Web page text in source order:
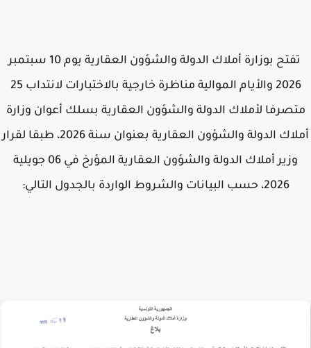
تفتح بوزارة أملاك الدولة والشؤون العقارية يوم 10 سبتمبر
2026 والأيام الموالية مناظرة خارجية بالاختبارات لانتداب 25
لأملاك الدولة والشؤون العقارية بسلك أعوان وزارة
أملاك الدولة والشؤون العقارية بعنوان سنة 2026، طبقا لقرار
وزير أملاك الدولة والشؤون العقارية المؤرخ في 06 جويلية
2026، حسب البيانات والشروط الواردة بالجدول التالي: